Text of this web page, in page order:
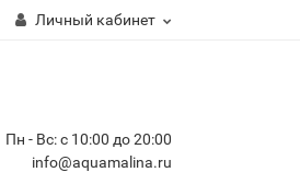
Личный кабинет
Пн - Вс: с 10:00 до 20:00
info@aquamalina.ru